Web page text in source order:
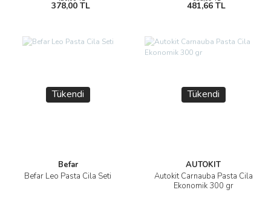
378,00 TL 481,66 TL
Tükendi
Befar
Befar Leo Pasta Cila Seti
Tükendi
AUTOKIT
Autokit Carnauba Pasta Cila
Ekonomik 300 gr